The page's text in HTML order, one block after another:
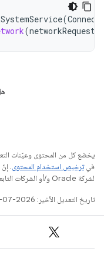
(
(networkRequest
يخضع كل من المحتوى وعيّنات
فيترخيص استخدام المحتوى
لشركة Oracle و/أو الشركات التابعة لها.
تاريخ التعديل الأخير: 2026-07-15 (حسب التوقيت العالمي المتفَّق عليه)